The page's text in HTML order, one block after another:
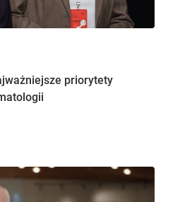
priorytety